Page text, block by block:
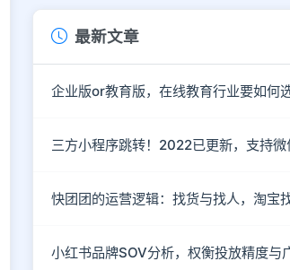
最新文章
三方小程序跳转！2022已更新，支持微
小红书品牌SOV分析，权衡投放精度与